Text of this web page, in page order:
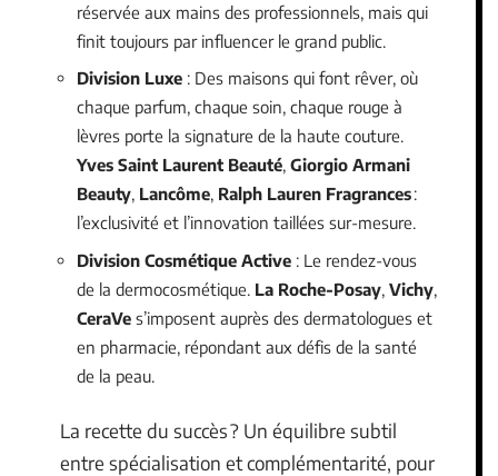
réservée aux mains des professionnels, mais qui
finit toujours par influencer le grand public.
Division Luxe : Des maisons qui font rêver, où
chaque parfum, chaque soin, chaque rouge à
lèvres porte la signature de la haute couture.
Yves Saint Laurent Beauté, Giorgio Armani
Beauty, Lancôme, Ralph Lauren Fragrances:
l’exclusivité et l’innovation taillées sur-mesure.
Division Cosmétique Active : Le rendez-vous
de la dermocosmétique. La Roche-Posay Vichy
CeraVe s’imposent auprès des dermatologues et
en pharmacie, répondant aux défis de la santé
de la peau.
La recette du succès ? Un équilibre subtil
entre spécialisation et complémentarité, pour